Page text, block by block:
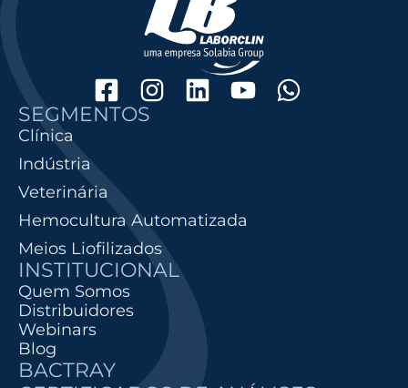
SEGMENTOS
Clínica
Indústria
Veterinária
Hemocultura Automatizada
Meios Liofilizados
INSTITUCIONAL
Quem Somos
Distribuidores
Webinars
Blog
BACTRAY